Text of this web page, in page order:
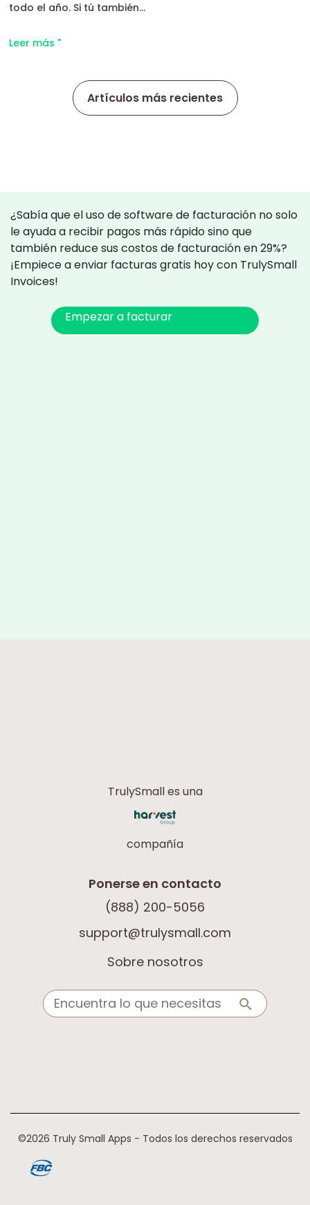
todo el año. Si tú también...
Leer más "
Artículos más recientes
¿Sabía que el uso de software de facturación no solo
le ayuda a recibir pagos más rápido sino que
también reduce sus costos de facturación en 29%?
¡Empiece a enviar facturas gratis hoy con TrulySmall
Invoices!
Empezar a facturar
TrulySmall es una
compañía
Ponerse en contacto
(888) 200-5056
support@trulysmall.com
Sobre nosotros
©2026 Truly Small Apps - Todos los derechos reservados